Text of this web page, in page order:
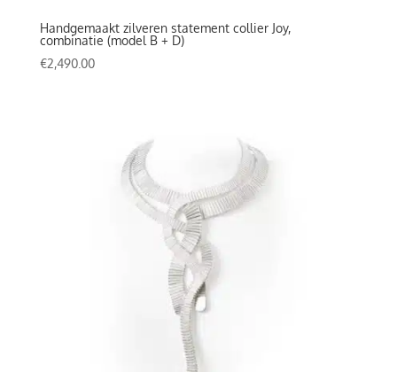
Handgemaakt zilveren statement collier Joy,
combinatie (model B + D)
€2,490.00